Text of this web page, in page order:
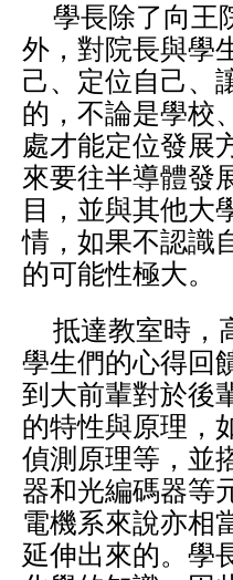
學長除了向王
外，對院長與學
己、定位自己、
的，不論是學校
處才能定位發展
來要往半導體發
目，並與其他大
情，如果不認識
的可能性極大。
抵達教室時，
學生們的心得回
到大前輩對於後
的特性與原理，
偵測原理等，並
器和光編碼器等
電機系來說亦相
延伸出來的。學